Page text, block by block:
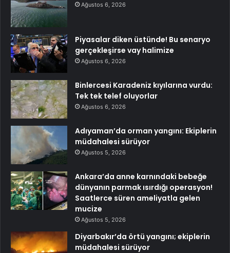
Ağustos 6, 2026
Piyasalar diken üstünde! Bu senaryo
gerçekleşirse vay halimize
Ağustos 6, 2026
Binlercesi Karadeniz kıyılarına vurdu:
Tek tek telef oluyorlar
Ağustos 6, 2026
Adıyaman’da orman yangını: Ekiplerin
müdahalesi sürüyor
Ağustos 5, 2026
Ankara’da anne karnındaki bebeğe
dünyanın parmak ısırdığı operasyon!
Saatlerce süren ameliyatla gelen
mucize
Ağustos 5, 2026
Diyarbakır’da örtü yangını; ekiplerin
müdahalesi sürüyor